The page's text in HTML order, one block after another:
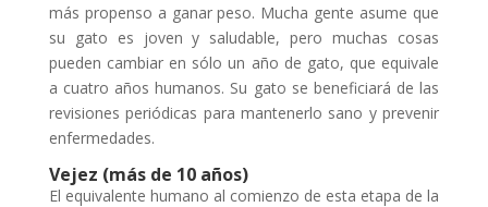
más propenso a ganar peso. Mucha gente asume que
su gato es joven y saludable, pero muchas cosas
pueden cambiar en sólo un año de gato, que equivale
a cuatro años humanos. Su gato se beneficiará de las
revisiones periódicas para mantenerlo sano y prevenir
enfermedades.
Vejez (más de 10 años)
El equivalente humano al comienzo de esta etapa de la